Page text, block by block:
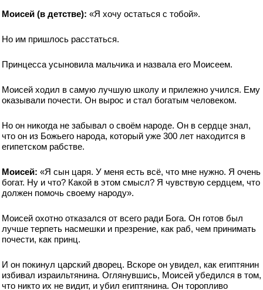
Моисей (в детстве): «Я хочу остаться с тобой».
Но им пришлось расстаться.
Принцесса усыновила мальчика и назвала его Моисеем.
Моисей ходил в самую лучшую школу и прилежно учился. Ему
оказывали почести. Он вырос и стал богатым человеком.
Но он никогда не забывал о своём народе. Он в сердце знал,
что он из Божьего народа, который уже 300 лет находится в
египетском рабстве.
Моисей: «Я сын царя. У меня есть всё, что мне нужно. Я очень
богат. Ну и что? Какой в этом смысл? Я чувствую сердцем, что
должен помочь своему народу».
Моисей охотно отказался от всего ради Бога. Он готов был
лучше терпеть насмешки и презрение, как раб, чем принимать
почести, как принц.
И он покинул царский дворец. Вскоре он увидел, как египтянин
избивал израильтянина. Оглянувшись, Моисей убедился в том,
что никто их не видит, и убил египтянина. Он торопливо